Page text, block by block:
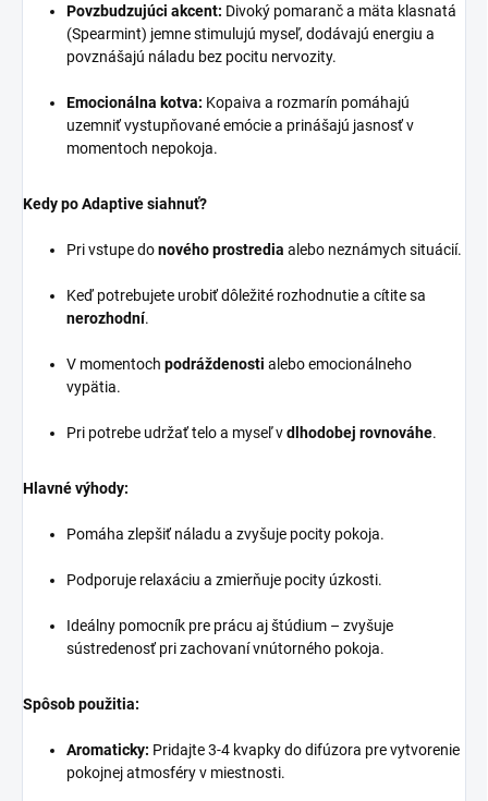
Povzbudzujúci akcent: Divoký pomaranč a mäta klasnatá
(Spearmint) jemne stimulujú myseľ, dodávajú energiu a
povznášajú náladu bez pocitu nervozity.
Emocionálna kotva: Kopaiva a rozmarín pomáhajú
uzemniť vystupňované emócie a prinášajú jasnosť v
momentoch nepokoja.
Kedy po Adaptive siahnuť?
Pri vstupe donového prostredia alebo neznámych situácií.
Keď potrebujete urobiť dôležité rozhodnutie a cítite sa
nerozhodní.
V momentoch podráždenosti alebo emocionálneho
vypätia.
Pri potrebe udržať telo a myseľ vdlhodobej rovnováhe.
Hlavné výhody:
Pomáha zlepšiť náladu a zvyšuje pocity pokoja.
Podporuje relaxáciu a zmierňuje pocity úzkosti.
Ideálny pomocník pre prácu aj štúdium – zvyšuje
sústredenosť pri zachovaní vnútorného pokoja.
Spôsob použitia:
Aromaticky: Pridajte 3-4 kvapky do difúzora pre vytvorenie
pokojnej atmosféry v miestnosti.